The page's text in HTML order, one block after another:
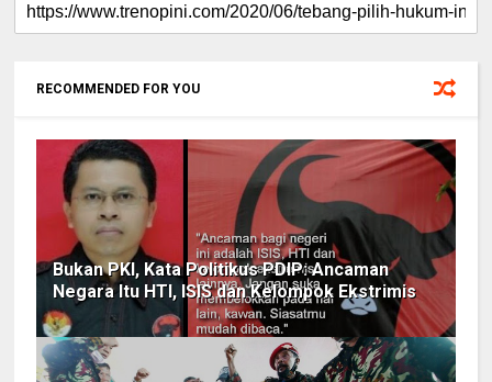
RECOMMENDED FOR YOU
Bukan PKI, Kata Politikus PDIP: Ancaman
Negara Itu HTI, ISIS dan Kelompok Ekstrimis